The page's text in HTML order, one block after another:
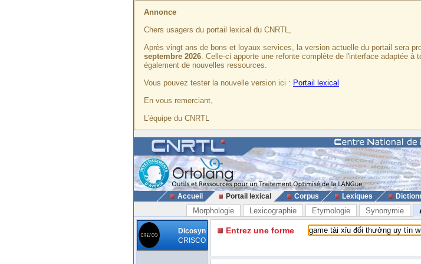
Annonce
Chers usagers du portail lexical du CNRTL,
Après vingt ans de bons et loyaux services, la version actuelle du portail sera
septembre 2026. Celle-ci apporte une refonte complète de l'interface adaptée
également de nouvelles ressources.
Vous pouvez tester la nouvelle version ici : Portail lexical
En vous remerciant,
L'équipe du CNRTL
Accueil Portail lexical Corpus Lexiques
Morphologie Lexicographie Etymologie Synonymie
Dicosyn
CRISCO
Entrez une forme